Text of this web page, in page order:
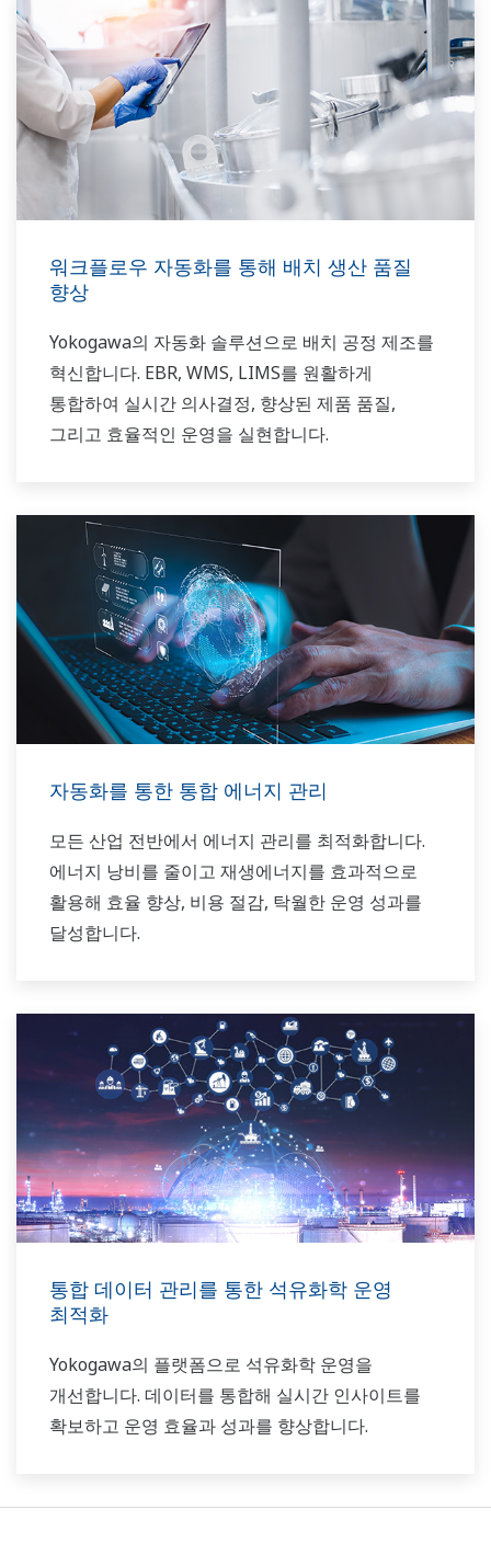
워크플로우 자동화를 통해 배치 생산 품질
향상
Yokogawa의 자동화 솔루션으로 배치 공정 제조를
혁신합니다. EBR, WMS, LIMS를 원활하게
통합하여 실시간 의사결정, 향상된 제품 품질,
그리고 효율적인 운영을 실현합니다.
자동화를 통한 통합 에너지 관리
모든 산업 전반에서 에너지 관리를 최적화합니다.
에너지 낭비를 줄이고 재생에너지를 효과적으로
활용해 효율 향상, 비용 절감, 탁월한 운영 성과를
달성합니다.
통합 데이터 관리를 통한 석유화학 운영
최적화
Yokogawa의 플랫폼으로 석유화학 운영을
개선합니다. 데이터를 통합해 실시간 인사이트를
확보하고 운영 효율과 성과를 향상합니다.